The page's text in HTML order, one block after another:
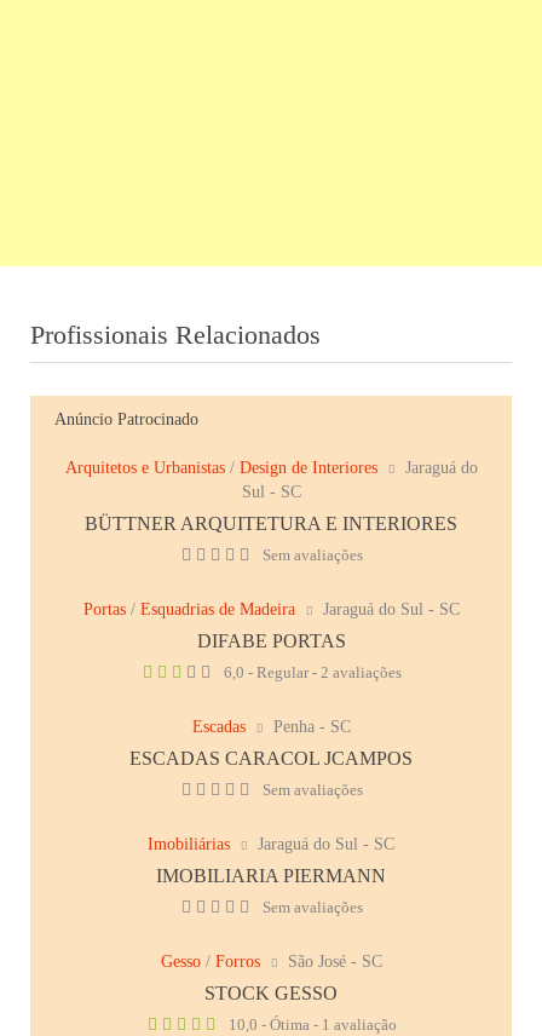
Profissionais Relacionados
Anúncio Patrocinado
Arquitetos e Urbanistas/ Design de Interiores
Jaraguá do
Sul - SC
BÜTTNER ARQUITETURA E INTERIORES
Sem avaliações
Portas/ Esquadrias de Madeira Jaraguá do Sul - SC
DIFABE PORTAS
6,0 - Regular - 2 avaliações
Escadas Penha - SC
ESCADAS CARACOL JCAMPOS
Sem avaliações
Imobiliárias Jaraguá do Sul - SC
IMOBILIARIA PIERMANN
Sem avaliações
Gesso/ Forros São José - SC
STOCK GESSO
10,0 - Ótima - 1 avaliação